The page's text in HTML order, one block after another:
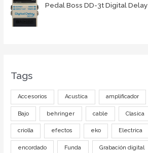
Pedal Boss DD-3t Digital Delay
Tags
Accesorios Acustica amplificador
Bajo behringer cable Clasica
criolla efectos eko Electrica
encordado Funda Grabación digital